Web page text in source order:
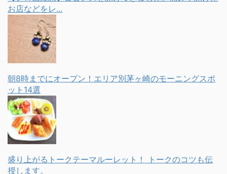
お店などをレ...
朝8時までにオープン！エリア別茅ヶ崎のモーニングスポ
ット14選
盛り上がるトークテーマルーレット！ トークのコツも伝
授します。